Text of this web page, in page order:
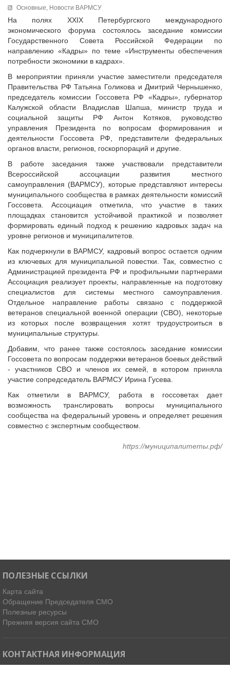
ПОЗДРАВЛЕНИЯ
Исполнительная дирекция
Ревизионная комиссия
Палаты Совета
Комитеты Совета
Правление Совета
Партнеры Совета
Полезные ссылки
Инвестиционные порталы муниципальных образований
Контактная информация
НОВОСТИ
СМИ о нас
МЕТОДИЧЕСКИЙ РАЗДЕЛ
Опыт регионов
Методические материалы
Опыт муниципалитетов
Судебная практика
Мнение специалиста
Конкурсы Совета
Семинары Совета
Издания Совета
Вопрос-ответ
ВАРМСУ
Новости ВАРМСУ
НАСЕЛЕНИЕ И МСУ
Новости ТОС
Лучшие практики ТОС
ЮРИДИЧЕСКИЙ СОВЕТ
Новости юридического совета
Основные, Новости ВАРМСУ
На полях XXIX Петербургского международного
экономического форума состоялось заседание комиссии
Государственного Совета Российской Федерации по
направлению «Кадры» по теме «Инструменты обеспечения
потребности экономики в кадрах».
В мероприятии приняли участие заместители председателя
Правительства РФ Татьяна Голикова и Дмитрий Чернышенко,
председатель комиссии Госсовета РФ «Кадры», губернатор
Калужской области Владислав Шапша, министр труда и
социальной защиты РФ Антон Котяков, руководство
управления Президента по вопросам формирования и
деятельности Госсовета РФ, представители федеральных
органов власти, регионов, госкорпораций и другие.
В работе заседания также участвовали представители
Всероссийской ассоциации развития местного
самоуправления (ВАРМСУ), которые представляют интересы
муниципального сообщества в рамках деятельности комиссий
Госсовета. Ассоциация отметила, что участие в таких
площадках становится устойчивой практикой и позволяет
формировать единый подход к решению кадровых задач на
уровне регионов и муниципалитетов.
Как подчеркнули в ВАРМСУ, кадровый вопрос остается одним
из ключевых для муниципальной повестки. Так, совместно с
Администрацией президента РФ и профильными партнерами
Ассоциация реализует проекты, направленные на подготовку
специалистов для системы местного самоуправления.
Отдельное направление работы связано с поддержкой
ветеранов специальной военной операции (СВО), некоторые
из которых после возвращения хотят трудоустроиться в
муниципальные структуры.
Добавим, что ранее также состоялось заседание комиссии
Госсовета по вопросам поддержки ветеранов боевых действий
- участников СВО и членов их семей, в котором приняла
участие сопредседатель ВАРМСУ Ирина Гусева.
Как отметили в ВАРМСУ, работа в госсоветах дает
возможность транслировать вопросы муниципального
сообщества на федеральный уровень и определяет решения
совместно с экспертным сообществом.
https://муниципалитеты.рф/
ПОЛЕЗНЫЕ ССЫЛКИ
Карта сайта
Обращение Председателя СМО
Полезные ресурсы
Прежняя версия сайта СМО
КОНТАКТНАЯ ИНФОРМАЦИЯ